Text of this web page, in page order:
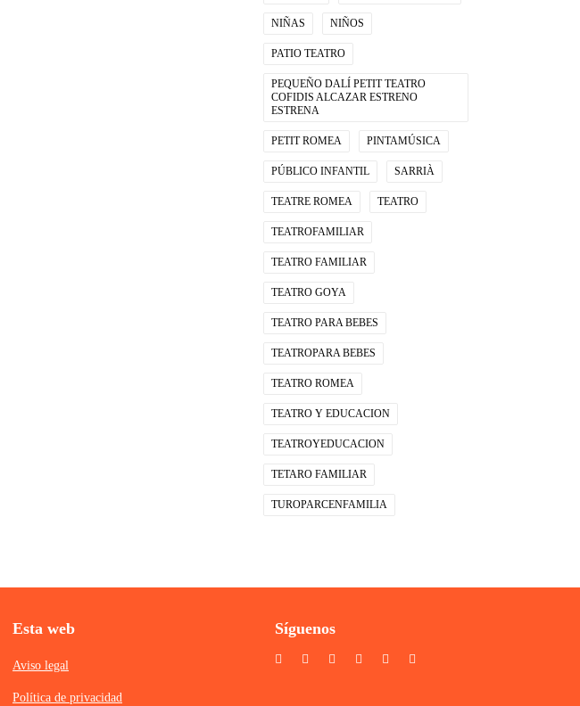
NIÑAS NIÑOS
PATIO TEATRO
PEQUEÑO DALÍ PETIT TEATRO
COFIDIS ALCAZAR ESTRENO
ESTRENA
PETIT ROMEA PINTAMÚSICA
PÚBLICO INFANTIL SARRIÀ
TEATRE ROMEA TEATRO
TEATROFAMILIAR
TEATRO FAMILIAR
TEATRO GOYA
TEATRO PARA BEBES
TEATROPARA BEBES
TEATRO ROMEA
TEATRO Y EDUCACION
TEATROYEDUCACION
TETARO FAMILIAR
TUROPARCENFAMILIA
Esta web
Aviso legal
Política de privacidad
Síguenos